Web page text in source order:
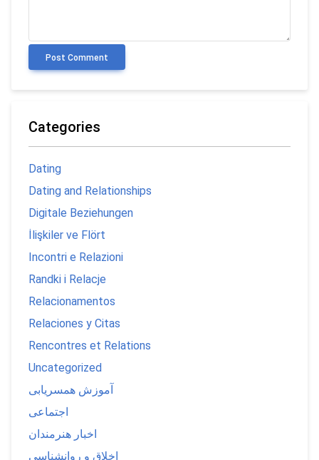
Post Comment
Categories
Dating
Dating and Relationships
Digitale Beziehungen
İlişkiler ve Flört
Incontri e Relazioni
Randki i Relacje
Relacionamentos
Relaciones y Citas
Rencontres et Relations
Uncategorized
آموزش همسریابی
اجتماعی
اخبار هنرمندان
اخلاق و روانشناسی